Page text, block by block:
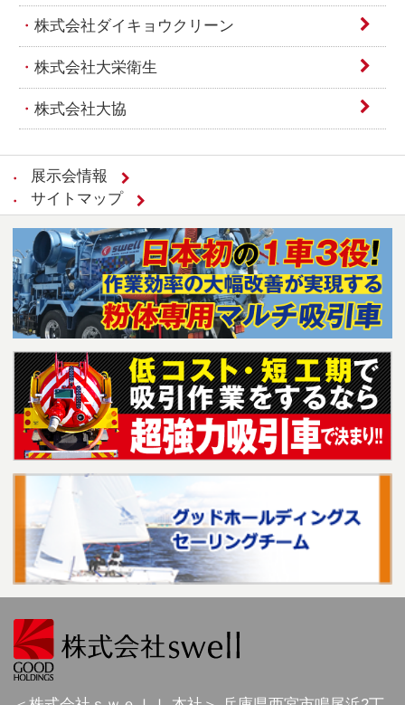
株式会社ダイキョウクリーン
株式会社大栄衛生
株式会社大協
展示会情報
サイトマップ